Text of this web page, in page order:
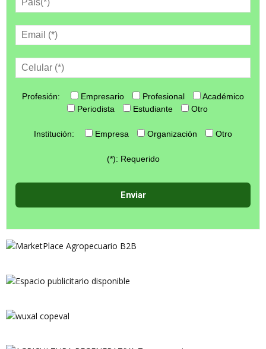
Profesión: Empresario Profesional
Académico
Periodista
Estudiante Otro
Institución: Empresa Organización Otro
(*): Requerido